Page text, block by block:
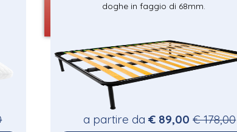
doghe in faggio di 68mm.
a partire da€ 89,00 € 178,00